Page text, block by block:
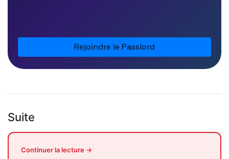
Rejoindre le Passlord
Suite
Continuer la lecture →